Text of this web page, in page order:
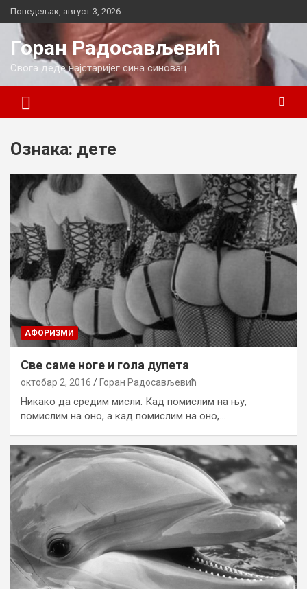
Skip
to
content
Понедељак, август 3, 2026
Горан Радосављевић
Свога деде најстаријег сина синовац
Ознака: дете
AФОРИЗМИ
Све саме ноге и гола дупета
октобар 2, 2016 Горан Радосављевић
Никако да средим мисли. Кад помислим на њу,
помислим на оно, а кад помислим на оно,…